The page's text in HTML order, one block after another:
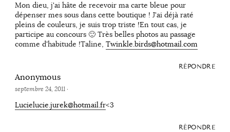
Mon dieu, j'ai hâte de recevoir ma carte bleue pour
dépenser mes sous dans cette boutique ! J'ai déjà raté
pleins de couleurs, je suis trop triste !En tout cas, je
participe au concours 🙂 Très belles photos au passage
comme d'habitude !Taline, Twinkle.birds@hotmail.com
RÉPONDRE
Anonymous
septembre 24, 2011·
Lucielucie.jurek@hotmail.fr<3
RÉPONDRE